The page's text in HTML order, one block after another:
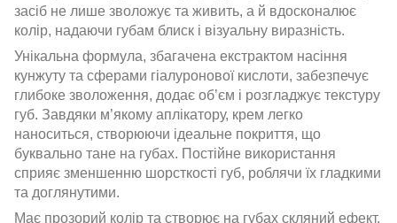
засіб не лише зволожує та живить, а й вдосконалює
колір, надаючи губам блиск і візуальну виразність.
Унікальна формула, збагачена екстрактом насіння
кунжуту та сферами гіалуронової кислоти, забезпечує
глибоке зволоження, додає об’єм і розгладжує текстуру
губ. Завдяки м’якому аплікатору, крем легко
наноситься, створюючи ідеальне покриття, що
буквально тане на губах. Постійне використання
сприяє зменшенню шорсткості губ, роблячи їх гладкими
та доглянутими.
Має прозорий колір та створює на губах скляний ефект.